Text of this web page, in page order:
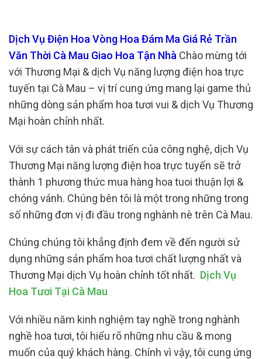
Dịch Vụ Điện Hoa Vòng Hoa Đám Ma Giá Rẻ Trần
Văn Thời Cà Mau Giao Hoa Tận Nhà Chào mừng tới
với Thương Mại & dịch Vụ năng lượng điện hoa trực
tuyến tại Cà Mau – vị trí cung ứng mang lại game thủ
những dòng sản phẩm hoa tươi vui & dịch Vụ Thương
Mại hoàn chỉnh nhất.
Với sự cách tân và phát triển của công nghệ, dịch Vụ
Thương Mại năng lượng điện hoa trực tuyến sẽ trở
thành 1 phương thức mua hàng hoa tuoi thuận lợi &
chóng vánh. Chúng bên tôi là một trong những trong
số những đơn vị đi đầu trong nghành nè trên Cà Mau.
Chúng chúng tôi khẳng định đem về đến người sử
dụng những sản phẩm hoa tươi chất lượng nhất và
Thương Mại dịch Vụ hoàn chỉnh tốt nhất. Dịch Vụ
Hoa Tươi Tại Cà Mau
Với nhiều năm kinh nghiệm tay nghề trong nghành
nghề hoa tươi, tôi hiểu rõ những nhu cầu & mong
muốn của quý khách hàng. Chính vì vậy, tôi cung ứng